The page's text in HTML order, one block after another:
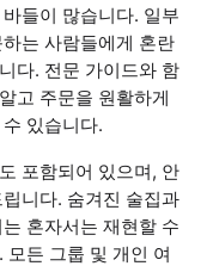
들이 많습니다. 일부
는 사람들에게 혼란
다. 전문 가이드와 함
고 주문을 원활하게
있습니다.
포함되어 있으며, 안
니다. 숨겨진 술집과
혼자서는 재현할 수
든 그룹 및 개인 여